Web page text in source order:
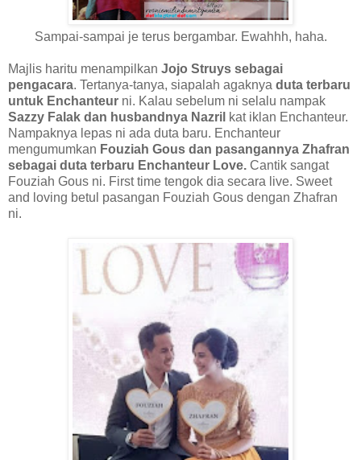
Sampai-sampai je terus bergambar. Ewahhh, haha.
Majlis haritu menampilkan Jojo Struys sebagai
pengacara. Tertanya-tanya, siapalah agaknya duta terbaru
untuk Enchanteur ni. Kalau sebelum ni selalu nampak
Sazzy Falak dan husbandnya Nazril kat iklan Enchanteur.
Nampaknya lepas ni ada duta baru. Enchanteur
mengumumkan Fouziah Gous dan pasangannya Zhafran
sebagai duta terbaru Enchanteur Love. Cantik sangat
Fouziah Gous ni. First time tengok dia secara live. Sweet
and loving betul pasangan Fouziah Gous dengan Zhafran
ni.